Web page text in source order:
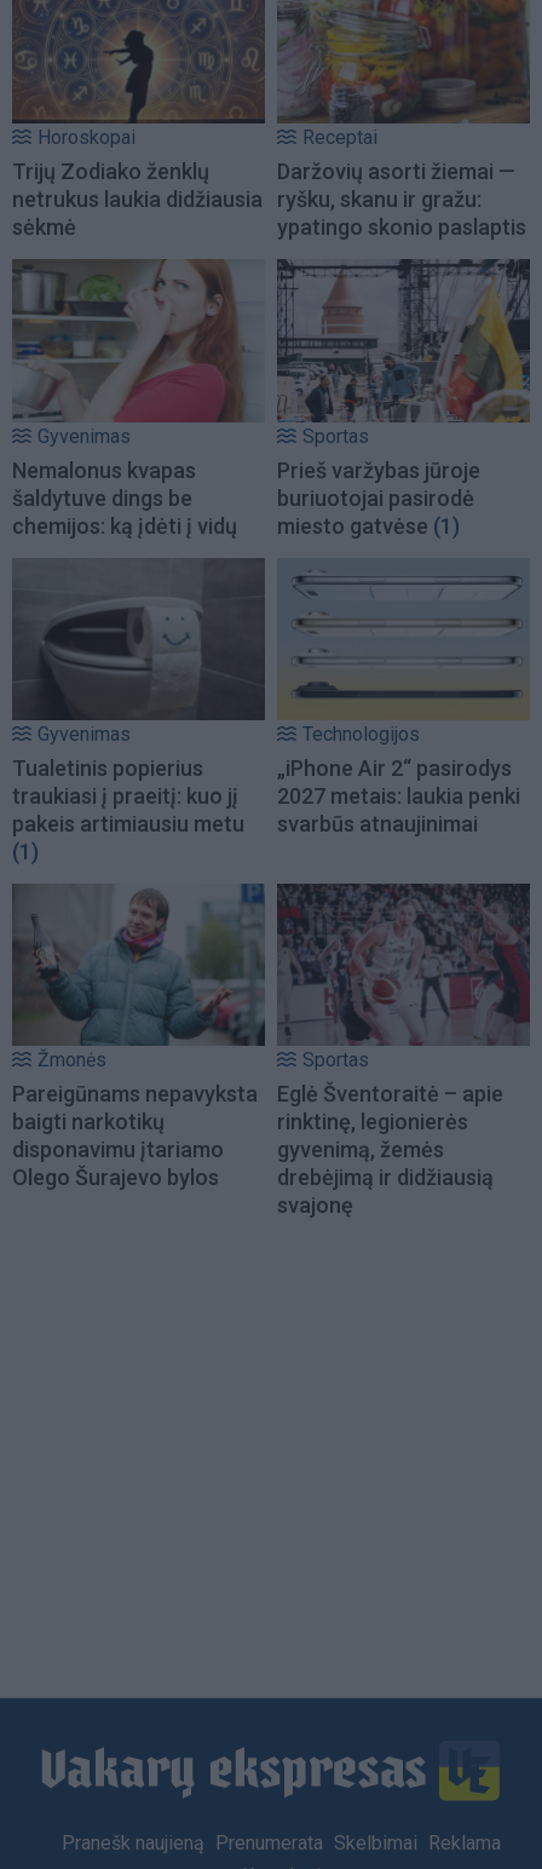
Horoskopai
Trijų Zodiako ženklų
netrukus laukia didžiausia
sėkmė
Receptai
Daržovių asorti žiemai —
ryšku, skanu ir gražu:
ypatingo skonio paslaptis
Gyvenimas
Nemalonus kvapas
šaldytuve dings be
chemijos: ką įdėti į vidų
Sportas
Prieš varžybas jūroje
buriuotojai pasirodė
miesto gatvėse (1)
Gyvenimas
Tualetinis popierius
traukiasi į praeitį: kuo jį
pakeis artimiausiu metu
(1)
Technologijos
„iPhone Air 2“ pasirodys
2027 metais: laukia penki
svarbūs atnaujinimai
Žmonės
Pareigūnams nepavyksta
baigti narkotikų
disponavimu įtariamo
Olego Šurajevo bylos
Sportas
Eglė Šventoraitė – apie
rinktinę, legionierės
gyvenimą, žemės
drebėjimą ir didžiausią
svajonę
Footer
Pranešk naujieną Prenumerata Skelbimai
Reklama